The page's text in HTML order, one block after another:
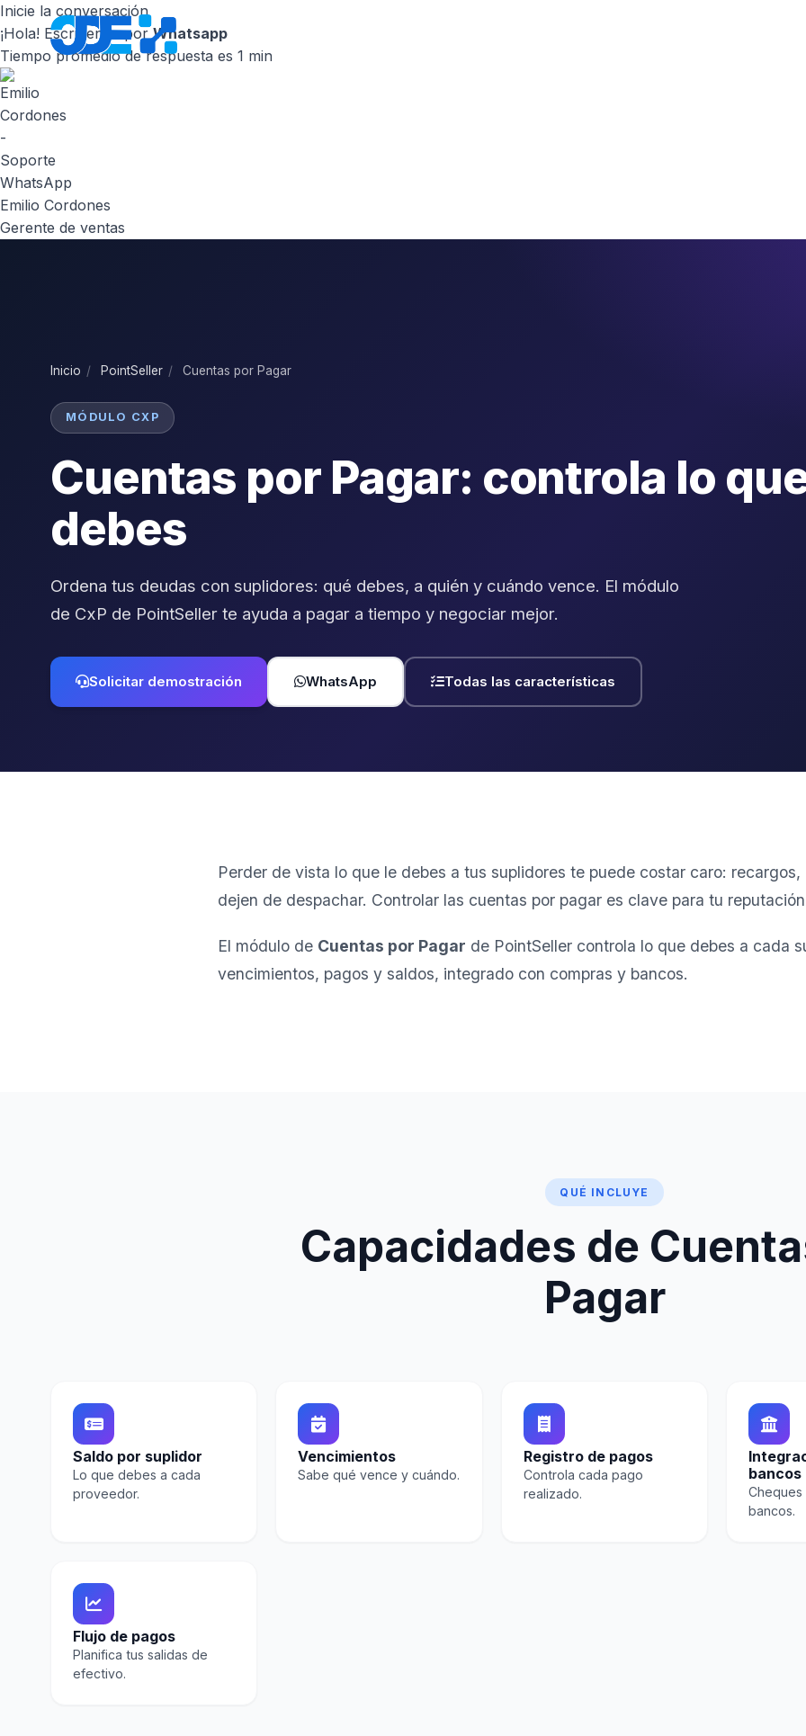
Inicie la conversación
¡Hola! Escribenos porWhatsapp
Tiempo promedio de respuesta es 1 min
Emilio Cordones
Gerente de ventas
Inicio / PointSeller / Cuentas por Pagar
MÓDULO CXP
Cuentas por Pagar: controla lo
debes
Ordena tus deudas con suplidores: qué debes, a quién y cuándo vence. El módulo
de CxP de PointSeller te ayuda a pagar a tiempo y negociar mejor.
Solicitar demostración WhatsApp Todas las características
Perder de vista lo que le debes a tus suplidores te puede costar caro:
dejen de despachar. Controlar las cuentas por pagar es clave para tu
El módulo de Cuentas por Pagar de PointSeller controla lo que debes a cada
vencimientos, pagos y saldos, integrado con compras y bancos.
QUÉ INCLUYE
Capacidades de
Pagar
Saldo por suplidor
Lo que debes a cada
proveedor.
Vencimientos
Sabe qué vence y cuándo.
Registro de pagos
Controla cada pago
realizado.
bancos
bancos.
Flujo de pagos
Planifica tus salidas de
efectivo.